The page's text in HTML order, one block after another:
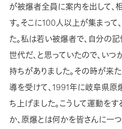
が被爆者全員に案内を出して、
す。そこに100人以上が集まって
た。私は若い被爆者で、自分の
世代だ、と思っていたので、い
持ちがありました。その時が来
導を受けて、1991年に岐阜県原
ち上げました。こうして運動を
か、原爆とは何かを皆さんに一